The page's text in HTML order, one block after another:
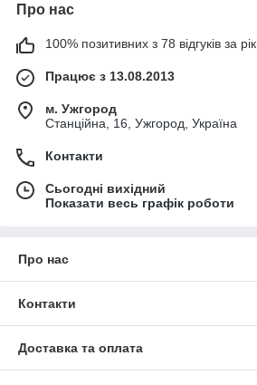
Про нас
100% позитивних з 78 відгуків за рік
Працює з 13.08.2013
м. Ужгород
Станційна, 16, Ужгород, Україна
Контакти
Сьогодні вихідний
Показати весь графік роботи
Про нас
Контакти
Доставка та оплата